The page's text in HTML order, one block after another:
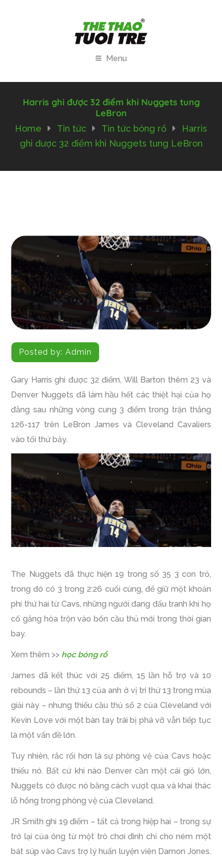
Menu
Harris ghi được 32 điểm khi Nuggets tung
LeBron
Home Tin tức Tin tức bóng rổ
Harris
ghi được 32 điểm khi Nuggets tung LeBron
Posted by:Admin
Gary Harris ghi được 32 điểm, Will Barton thêm 23 và
Denver Nuggets đã làm hầu hết các thiệt hại của họ
đằng sau những vòng cung 3 điểm trong trận thắng
126-117 trên LeBron James và Cleveland Cavaliers
vào tối thứ bảy.
The Nuggets đã thực hiện 19 trong số 35 3 con trỏ,
trong đó có 3 trong 2:26 cuối cùng, để giữ một khoản
phí thứ hai từ Cavs, những người đang đấu tranh khi họ
cố gắng hòa trộn vào bốn cầu thủ mới trong thời gian
bay.
Xem thêm >> học bóng rổ
James đã kết thúc với 25 điểm, 15 lần hỗ trợ và 10
rebounds – lần thứ 13 của anh ở vị trí thứ 13 trong mùa
giải này – nhưng thiếu cầu thủ số 2 của Cleveland với
Kevin Love với một bàn tay trái bị phá vỡ vẫn tiếp tục
là một vấn đề lớn.
Tuy nhiên, rắc rối hơn là sự phòng vệ của Cavs hoặc
thiếu nó. Bất cứ khi nào Denver cần một cái giỏ lớn,
Nuggets có được nó bằng cách vượt qua và khai thác
lỗ hổng trong phòng vệ của Cleveland.
JR Smith ghi 19 điểm – tất cả trong hiệp hai – trong sự
trở lại của ông từ một trò chơi đình chỉ cho ném một
bát súp vào Cavs trợ lý huấn luyện viên Damon Jones.